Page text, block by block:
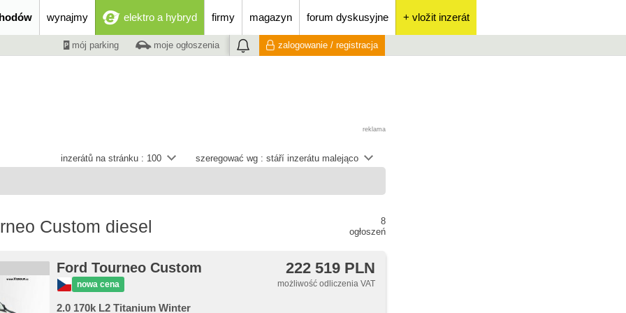
wynajmy elektro a hybryd firmy magazyn forum dyskusyjne + vložit inzerát
mój parking moje ogłoszenia zalogowanie / registracja
reklama
szeregować wg : stáří inzerátu malejąco
inzerátů na stránku : 100
Custom diesel
8
ogłoszeń
Ford Tourneo Custom
nowa cena
222 519 PLN
możliwość odliczenia VAT
2.0 170k L2 Titanium Winter